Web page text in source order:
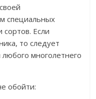
специальных
Если
то следует
многолетнего
обойти: